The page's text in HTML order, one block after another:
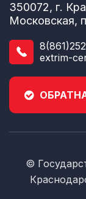
350072, г.
Московская,
extrim-
©